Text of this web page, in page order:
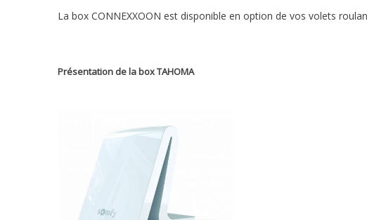
La box CONNEXXOON est disponible en option de vos volets
Présentation de la box TAHOMA